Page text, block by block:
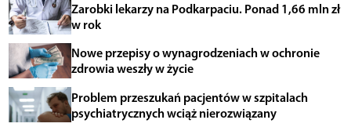
Zarobki lekarzy na Podkarpaciu. Ponad 1,66 mln zł
w rok
Nowe przepisy o wynagrodzeniach w ochronie
zdrowia weszły w życie
Problem przeszukań pacjentów w szpitalach
psychiatrycznych wciąż nierozwiązany